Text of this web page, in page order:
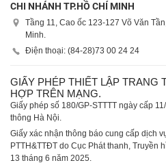
CHI NHÁNH TP.HỒ CHÍ MINH
Tầng 11, Cao ốc 123-127 Võ Văn
Minh.
Điện thoại: (84-28)73 00 24 24
GIẤY PHÉP THIẾT LẬP TRANG
HỢP TRÊN MẠNG.
Giấy phép số 180/GP-STTTT ngày cấp
thông Hà Nội.
Giấy xác nhận thông báo cung cấp dịch
PTTH&TTĐT do Cục Phát thanh, Truyền
13 tháng 6 năm 2025.